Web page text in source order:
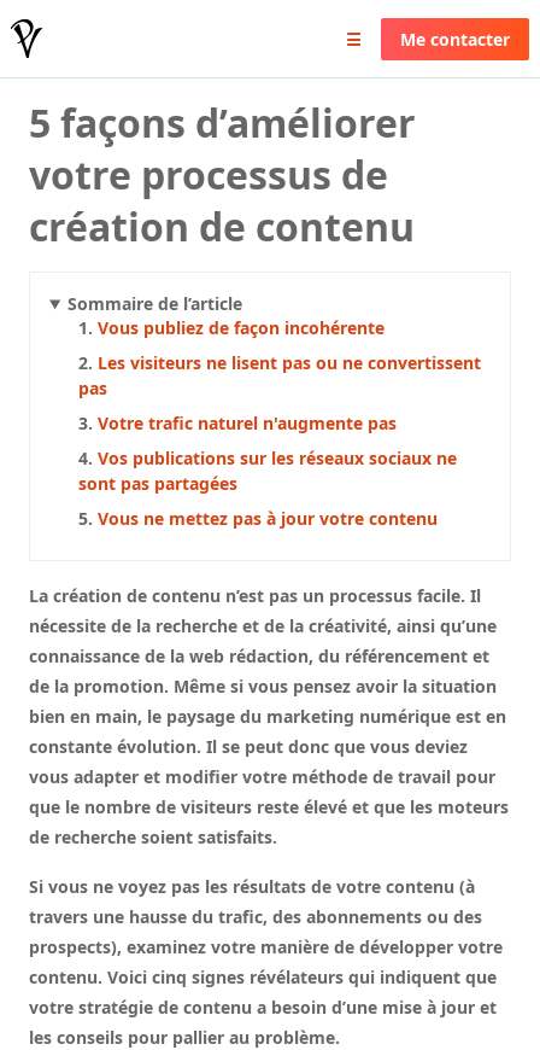
Pierrick Valin ☰ Me contacter
5 façons d’améliorer
votre processus de
création de contenu
Sommaire de l’article
Vous publiez de façon incohérente
Les visiteurs ne lisent pas ou ne convertissent
pas
Votre trafic naturel n'augmente pas
Vos publications sur les réseaux sociaux ne
sont pas partagées
Vous ne mettez pas à jour votre contenu
La création de contenu n’est pas un processus facile. Il
nécessite de la recherche et de la créativité, ainsi qu’une
connaissance de la web rédaction, du référencement et
de la promotion. Même si vous pensez avoir la situation
bien en main, le paysage du marketing numérique est en
constante évolution. Il se peut donc que vous deviez
vous adapter et modifier votre méthode de travail pour
que le nombre de visiteurs reste élevé et que les moteurs
de recherche soient satisfaits.
Si vous ne voyez pas les résultats de votre contenu (à
travers une hausse du trafic, des abonnements ou des
prospects), examinez votre manière de développer votre
contenu. Voici cinq signes révélateurs qui indiquent que
votre stratégie de contenu a besoin d’une mise à jour et
les conseils pour pallier au problème.